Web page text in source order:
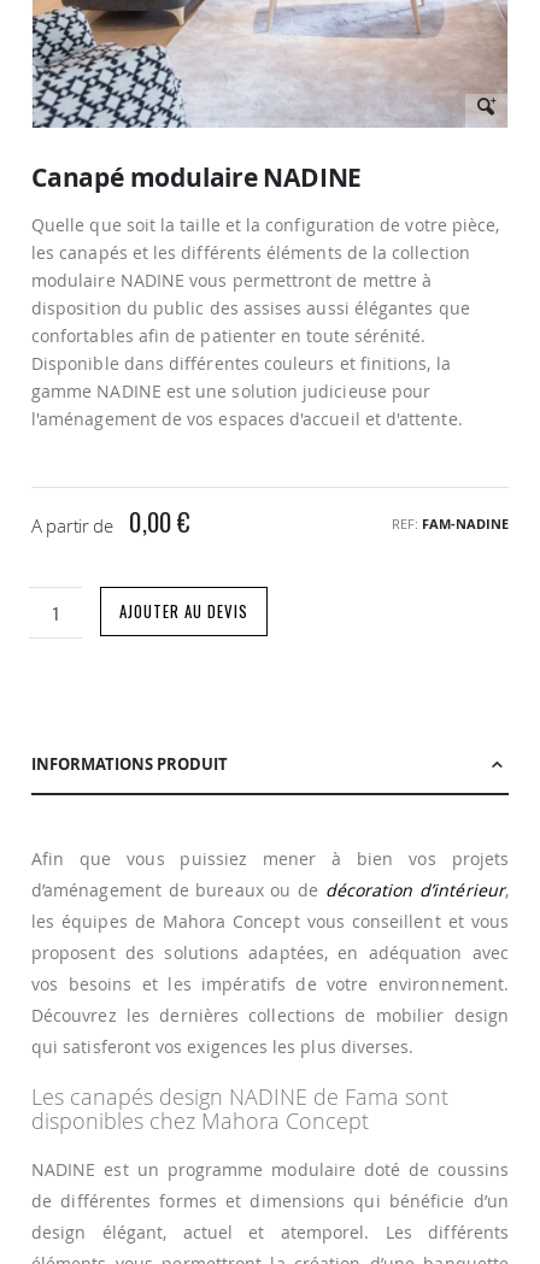
début
la
Galerie
Canapé modulaire NADINE
Quelle que soit la taille et la configuration de votre pièce,
les canapés et les différents éléments de la collection
modulaire NADINE vous permettront de mettre à
disposition du public des assises aussi élégantes que
confortables afin de patienter en toute sérénité.
Disponible dans différentes couleurs et finitions, la
gamme NADINE est une solution judicieuse pour
l'aménagement de vos espaces d'accueil et d'attente.
A partir de 0,00 € REF FAM-NADINE
AJOUTER AU DEVIS
INFORMATIONS PRODUIT
Afin que vous puissiez mener à bien vos projets
d’aménagement de bureaux ou de décoration d’intérieur,
les équipes de Mahora Concept vous conseillent et vous
proposent des solutions adaptées, en adéquation avec
vos besoins et les impératifs de votre environnement.
Découvrez les dernières collections de mobilier design
qui satisferont vos exigences les plus diverses.
Les canapés design NADINE de Fama sont
disponibles chez Mahora Concept
NADINE est un programme modulaire doté de coussins
de différentes formes et dimensions qui bénéficie d’un
design élégant, actuel et atemporel. Les différents